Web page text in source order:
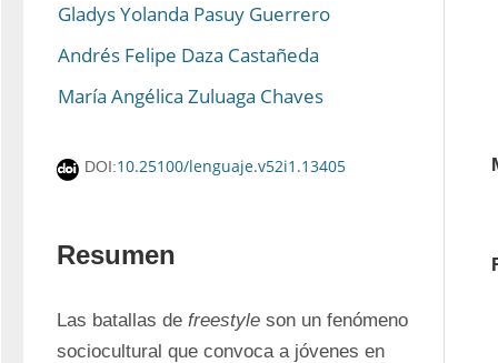
Gladys Yolanda Pasuy Guerrero
Andrés Felipe Daza Castañeda
María Angélica Zuluaga Chaves
DOI:10.25100/lenguaje.v52i1.13405
Resumen
Las batallas de freestyle son un fenómeno
sociocultural que convoca a jóvenes en